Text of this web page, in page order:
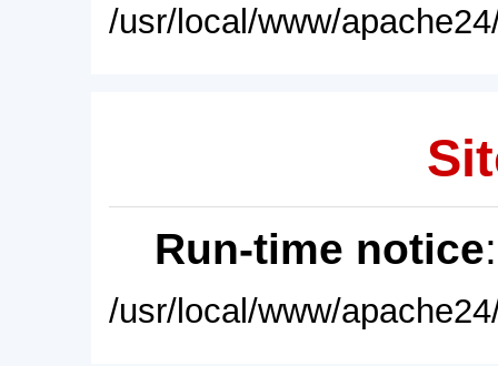
/usr/local/www/
Run-time notice
/usr/local/www/